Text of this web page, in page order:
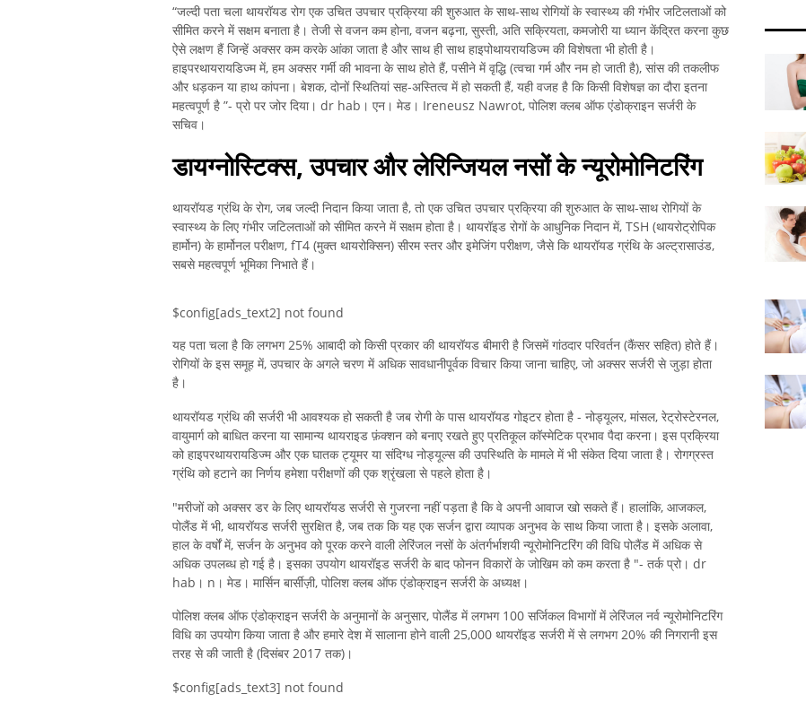
“जल्दी पता चला थायरॉयड रोग एक उचित उपचार प्रक्रिया की शुरुआत के साथ-साथ रोगियों के स्वास्थ्य की गंभीर जटिलताओं को
सीमित करने में सक्षम बनाता है। तेजी से वजन कम होना, वजन बढ़ना, सुस्ती, अति सक्रियता, कमजोरी या ध्यान केंद्रित करना कुछ
ऐसे लक्षण हैं जिन्हें अक्सर कम करके आंका जाता है और साथ ही साथ हाइपोथायरायडिज्म की विशेषता भी होती है।
हाइपरथायरायडिज्म में, हम अक्सर गर्मी की भावना के साथ होते हैं, पसीने में वृद्धि (त्वचा गर्म और नम हो जाती है), सांस की तकलीफ
और धड़कन या हाथ कांपना। बेशक, दोनों स्थितियां सह-अस्तित्व में हो सकती हैं, यही वजह है कि किसी विशेषज्ञ का दौरा इतना
महत्वपूर्ण है ”- प्रो पर जोर दिया। dr hab। एन। मेड। Ireneusz Nawrot, पोलिश क्लब ऑफ एंडोक्राइन सर्जरी के
सचिव।
डायग्नोस्टिक्स, उपचार और लेरिन्जियल नसों के न्यूरोमोनिटरिंग
थायरॉयड ग्रंथि के रोग, जब जल्दी निदान किया जाता है, तो एक उचित उपचार प्रक्रिया की शुरुआत के साथ-साथ रोगियों के
स्वास्थ्य के लिए गंभीर जटिलताओं को सीमित करने में सक्षम होता है। थायरॉइड रोगों के आधुनिक निदान में, TSH (थायरोट्रोपिक
हार्मोन) के हार्मोनल परीक्षण, fT4 (मुक्त थायरोक्सिन) सीरम स्तर और इमेजिंग परीक्षण, जैसे कि थायरॉयड ग्रंथि के अल्ट्रासाउंड,
सबसे महत्वपूर्ण भूमिका निभाते हैं।
$config[ads_text2] not found
यह पता चला है कि लगभग 25% आबादी को किसी प्रकार की थायरॉयड बीमारी है जिसमें गांठदार परिवर्तन (कैंसर सहित) होते हैं।
रोगियों के इस समूह में, उपचार के अगले चरण में अधिक सावधानीपूर्वक विचार किया जाना चाहिए, जो अक्सर सर्जरी से जुड़ा होता
है।
थायरॉयड ग्रंथि की सर्जरी भी आवश्यक हो सकती है जब रोगी के पास थायरॉयड गोइटर होता है - नोड्यूलर, मांसल, रेट्रोस्टेरनल,
वायुमार्ग को बाधित करना या सामान्य थायराइड फ़ंक्शन को बनाए रखते हुए प्रतिकूल कॉस्मेटिक प्रभाव पैदा करना। इस प्रक्रिया
को हाइपरथायरायडिज्म और एक घातक ट्यूमर या संदिग्ध नोड्यूल्स की उपस्थिति के मामले में भी संकेत दिया जाता है। रोगग्रस्त
ग्रंथि को हटाने का निर्णय हमेशा परीक्षणों की एक श्रृंखला से पहले होता है।
"मरीजों को अक्सर डर के लिए थायरॉयड सर्जरी से गुजरना नहीं पड़ता है कि वे अपनी आवाज खो सकते हैं। हालांकि, आजकल,
पोलैंड में भी, थायरॉयड सर्जरी सुरक्षित है, जब तक कि यह एक सर्जन द्वारा व्यापक अनुभव के साथ किया जाता है। इसके अलावा,
हाल के वर्षों में, सर्जन के अनुभव को पूरक करने वाली लेरिंजल नसों के अंतर्गर्भाशयी न्यूरोमोनिटरिंग की विधि पोलैंड में अधिक से
अधिक उपलब्ध हो गई है। इसका उपयोग थायरॉइड सर्जरी के बाद फोनन विकारों के जोखिम को कम करता है "- तर्क प्रो। dr
hab। n। मेड। मार्सिन बार्सीज़ी, पोलिश क्लब ऑफ एंडोक्राइन सर्जरी के अध्यक्ष।
पोलिश क्लब ऑफ एंडोक्राइन सर्जरी के अनुमानों के अनुसार, पोलैंड में लगभग 100 सर्जिकल विभागों में लेरिंजल नर्व न्यूरोमोनिटरिंग
विधि का उपयोग किया जाता है और हमारे देश में सालाना होने वाली 25,000 थायरॉइड सर्जरी में से लगभग 20% की निगरानी इस
तरह से की जाती है (दिसंबर 2017 तक)।
$config[ads_text3] not found